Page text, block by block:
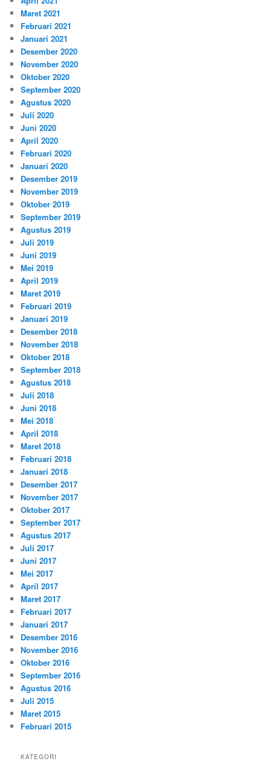
Maret 2021
Februari 2021
Januari 2021
Desember 2020
November 2020
Oktober 2020
September 2020
Agustus 2020
Juli 2020
Juni 2020
April 2020
Februari 2020
Januari 2020
Desember 2019
November 2019
Oktober 2019
September 2019
Agustus 2019
Juli 2019
Juni 2019
Mei 2019
April 2019
Maret 2019
Februari 2019
Januari 2019
Desember 2018
November 2018
Oktober 2018
September 2018
Agustus 2018
Juli 2018
Juni 2018
Mei 2018
April 2018
Maret 2018
Februari 2018
Januari 2018
Desember 2017
November 2017
Oktober 2017
September 2017
Agustus 2017
Juli 2017
Juni 2017
Mei 2017
April 2017
Maret 2017
Februari 2017
Januari 2017
Desember 2016
November 2016
Oktober 2016
September 2016
Agustus 2016
Juli 2015
Maret 2015
Februari 2015
KATEGORI